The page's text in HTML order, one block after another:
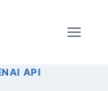
API